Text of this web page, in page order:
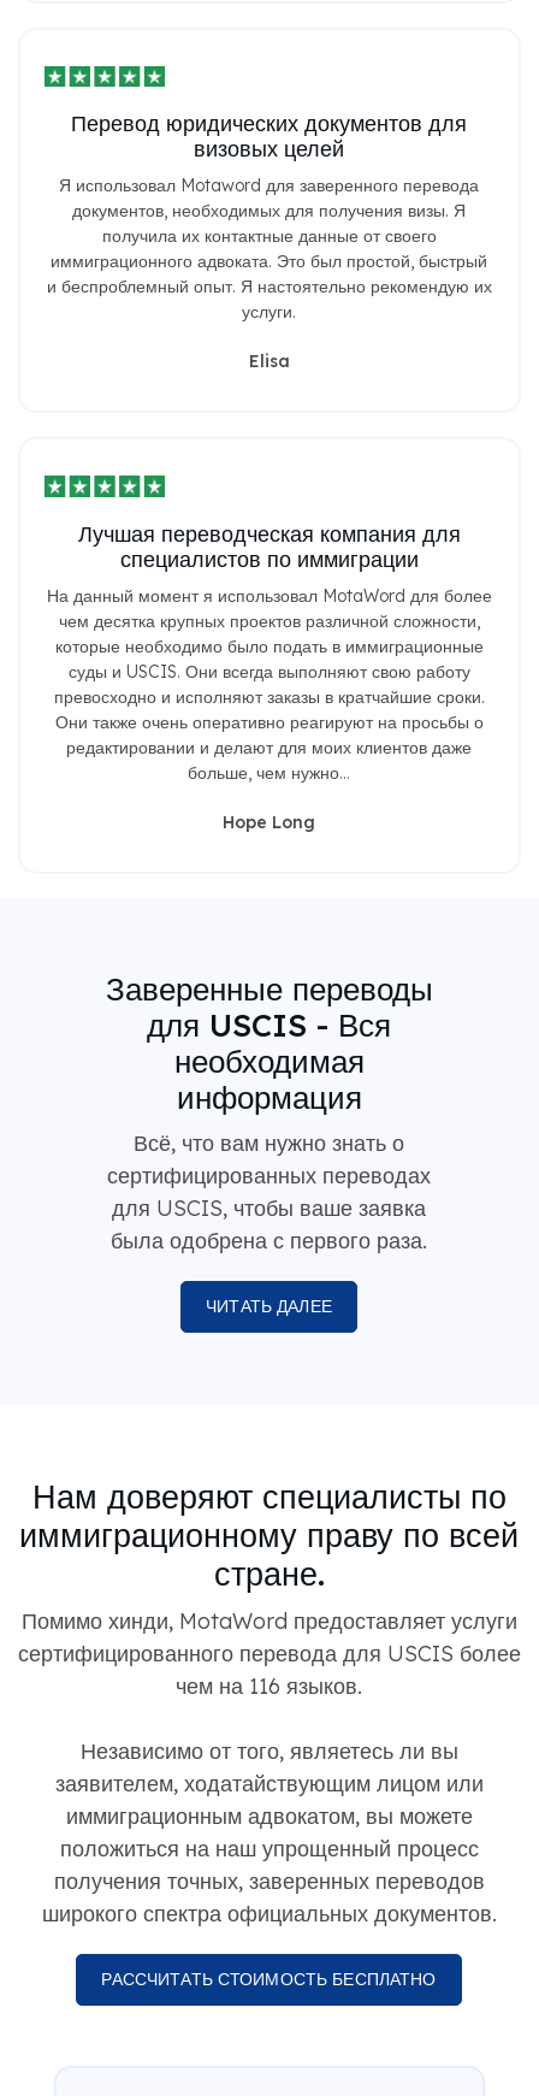
Перевод юридических документов для
визовых целей
Я использовал Motaword для заверенного перевода
документов, необходимых для получения визы. Я
получила их контактные данные от своего
иммиграционного адвоката. Это был простой, быстрый
и беспроблемный опыт. Я настоятельно рекомендую их
услуги.
Elisa
Лучшая переводческая компания для
специалистов по иммиграции
На данный момент я использовал MotaWord для более
чем десятка крупных проектов различной сложности,
которые необходимо было подать в иммиграционные
суды и USCIS. Они всегда выполняют свою работу
превосходно и исполняют заказы в кратчайшие сроки.
Они также очень оперативно реагируют на просьбы о
редактировании и делают для моих клиентов даже
больше, чем нужно...
Hope Long
Заверенные переводы
для USCIS - Вся
необходимая
информация
Всё, что вам нужно знать о
сертифицированных переводах
для USCIS, чтобы ваше заявка
была одобрена с первого раза.
ЧИТАТЬ ДАЛЕЕ
Нам доверяют специалисты по
иммиграционному праву по всей
стране.
Помимо хинди, MotaWord предоставляет услуги
сертифицированного перевода для USCIS более
чем на 116 языков.
Независимо от того, являетесь ли вы
заявителем, ходатайствующим лицом или
иммиграционным адвокатом, вы можете
положиться на наш упрощенный процесс
получения точных, заверенных переводов
широкого спектра официальных документов.
РАССЧИТАТЬ СТОИМОСТЬ БЕСПЛАТНО